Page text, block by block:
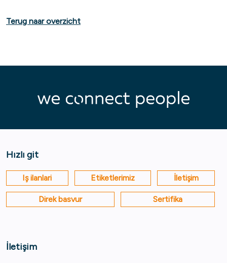
Terug naar overzicht
Hızlı git
Iş ilanlari Etiketlerimiz İletişim
Direk basvur Sertifika
İletişim